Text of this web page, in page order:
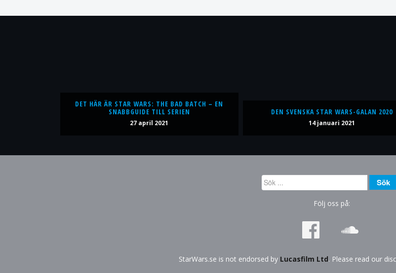
DET HÄR ÄR STAR WARS: THE BAD BATCH – EN
SNABBGUIDE TILL SERIEN
27 april 2021
DEN SVENSKA STAR WARS-GALAN 2020
14 januari 2021
Sök
...
Sök
Följ oss på:
StarWars.se is not endorsed by Lucasfilm Ltd. Please read our